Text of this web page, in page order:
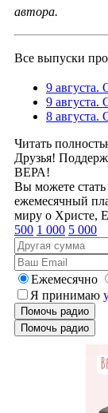
автора.
Все выпуски
9
9 августа.
8
Читать
Друзья!
ВЕРА!
Вы можете стать
ежемесячный
миру о Христе,
500 1 000 5 000
Ежемесячно
Я принимаю
Помочь радио
Помочь радио